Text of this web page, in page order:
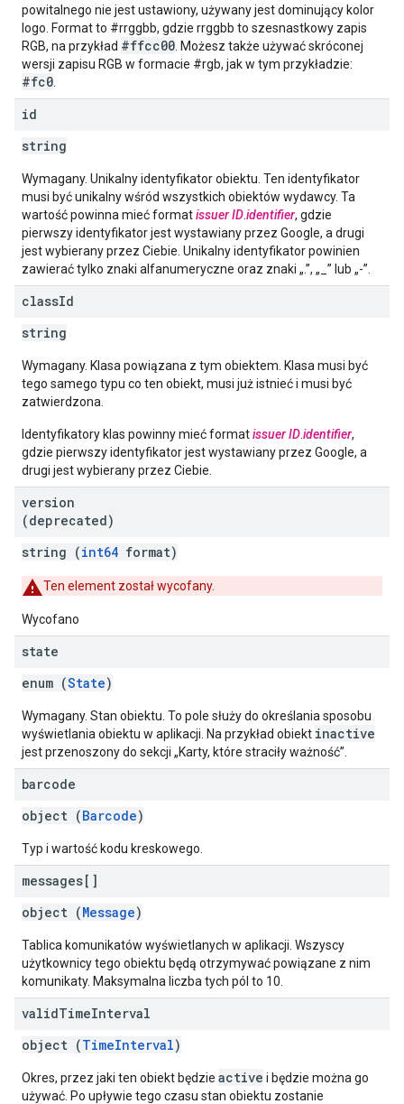
powitalnego nie jest ustawiony, używany jest dominujący kolor
logo. Format to #rrggbb, gdzie rrggbb to szesnastkowy zapis
RGB, na przykład #ffcc00 . Możesz także używać skróconej
wersji zapisu RGB w formacie #rgb, jak w tym przykładzie:
#fc0
id
string
Wymagany. Unikalny identyfikator obiektu. Ten identyfikator
musi być unikalny wśród wszystkich obiektów wydawcy. Ta
wartość powinna mieć formatissuer IDidentifier, gdzie
pierwszy identyfikator jest wystawiany przez Google, a drugi
jest wybierany przez Ciebie. Unikalny identyfikator powinien
zawierać tylko znaki alfanumeryczne oraz znaki „.”, „_” lub „-”.
classId
string
Wymagany. Klasa powiązana z tym obiektem. Klasa musi być
tego samego typu co ten obiekt, musi już istnieć i musi być
zatwierdzona.
Identyfikatory klas powinny mieć formatissuer IDidentifier,
gdzie pierwszy identyfikator jest wystawiany przez Google, a
drugi jest wybierany przez Ciebie.
version
(deprecated)
string (int64 format)
Ten element został wycofany.
Wycofano
state
enum (State)
Wymagany. Stan obiektu. To pole służy do określania sposobu
wyświetlania obiektu w aplikacji. Na przykład obiekt inactive
jest przenoszony do sekcji „Karty, które straciły ważność”.
barcode
object (Barcode)
Typ i wartość kodu kreskowego.
messages[]
object (Message)
Tablica komunikatów wyświetlanych w aplikacji. Wszyscy
użytkownicy tego obiektu będą otrzymywać powiązane z nim
komunikaty. Maksymalna liczba tych pól to 10.
validTimeInterval
object (TimeInterval)
Okres, przez jaki ten obiekt będzie active i będzie można go
używać. Po upływie tego czasu stan obiektu zostanie